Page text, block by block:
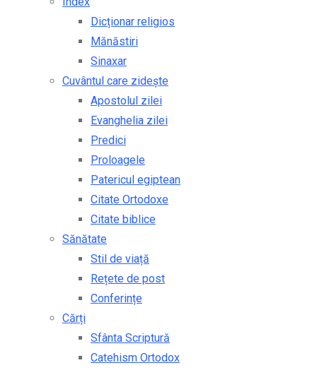
Dicționar religios
Mănăstiri
Sinaxar
Cuvântul care zidește
Apostolul zilei
Evanghelia zilei
Predici
Proloagele
Patericul egiptean
Citate Ortodoxe
Citate biblice
Sănătate
Stil de viață
Rețete de post
Conferințe
Cărți
Sfânta Scriptură
Catehism Ortodox